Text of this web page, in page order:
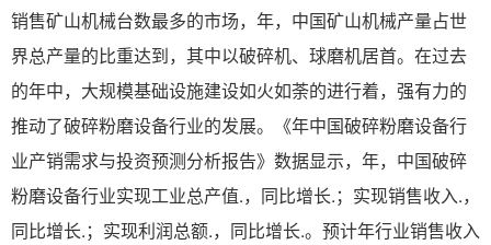
销售矿山机械台数最多的市场，年，中国矿山机械产量占世
界总产量的比重达到，其中以破碎机、球磨机居首。在过去
的年中，大规模基础设施建设如火如荼的进行着，强有力的
推动了破碎粉磨设备行业的发展。《年中国破碎粉磨设备行
业产销需求与投资预测分析报告》数据显示，年，中国破碎
粉磨设备行业实现工业总产值.，同比增长.；实现销售收入.，
同比增长.；实现利润总额.，同比增长.。预计年行业销售收入